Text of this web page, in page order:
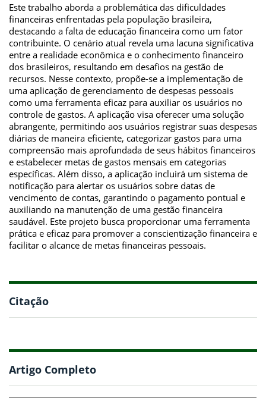
Este trabalho aborda a problemática das dificuldades
financeiras enfrentadas pela população brasileira,
destacando a falta de educação financeira como um fator
contribuinte. O cenário atual revela uma lacuna significativa
entre a realidade econômica e o conhecimento financeiro
dos brasileiros, resultando em desafios na gestão de
recursos. Nesse contexto, propõe-se a implementação de
uma aplicação de gerenciamento de despesas pessoais
como uma ferramenta eficaz para auxiliar os usuários no
controle de gastos. A aplicação visa oferecer uma solução
abrangente, permitindo aos usuários registrar suas despesas
diárias de maneira eficiente, categorizar gastos para uma
compreensão mais aprofundada de seus hábitos financeiros
e estabelecer metas de gastos mensais em categorias
específicas. Além disso, a aplicação incluirá um sistema de
notificação para alertar os usuários sobre datas de
vencimento de contas, garantindo o pagamento pontual e
auxiliando na manutenção de uma gestão financeira
saudável. Este projeto busca proporcionar uma ferramenta
prática e eficaz para promover a conscientização financeira e
facilitar o alcance de metas financeiras pessoais.
Citação
Artigo Completo